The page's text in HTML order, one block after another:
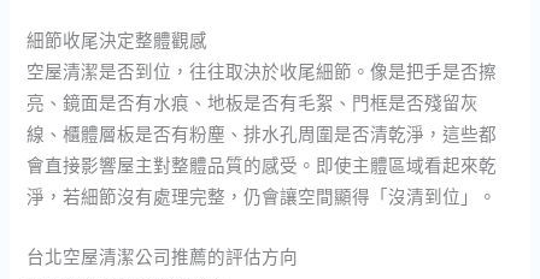
細節收尾決定整體觀感
空屋清潔是否到位，往往取決於收尾細節。像是把手是否擦
亮、鏡面是否有水痕、地板是否有毛絮、門框是否殘留灰
線、櫃體層板是否有粉塵、排水孔周圍是否清乾淨，這些都
會直接影響屋主對整體品質的感受。即使主體區域看起來乾
淨，若細節沒有處理完整，仍會讓空間顯得「沒清到位」。
台北空屋清潔公司推薦的評估方向